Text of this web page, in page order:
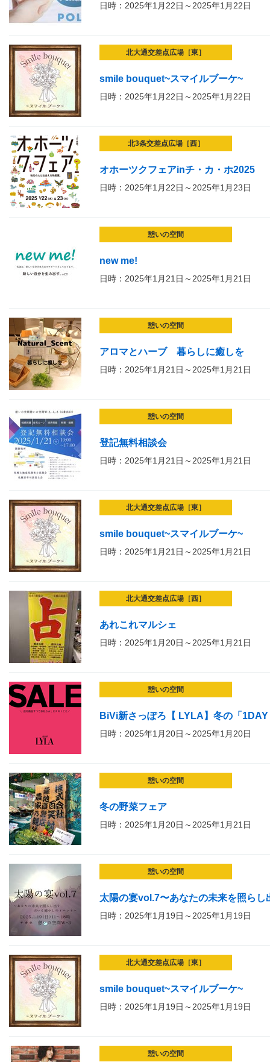
日時：2025年1月22日～2025年1月22日
北大通交差点広場［東］
smile bouquet~スマイルブーケ~
日時：2025年1月22日～2025年1月22日
北3条交差点広場［西］
オホーツクフェアinチ・カ・ホ2025
日時：2025年1月22日～2025年1月23日
憩いの空間
new me!
日時：2025年1月21日～2025年1月21日
憩いの空間
アロマとハーブ 暮らしに癒しを
日時：2025年1月21日～2025年1月21日
憩いの空間
登記無料相談会
日時：2025年1月21日～2025年1月21日
北大通交差点広場［東］
smile bouquet~スマイルブーケ~
日時：2025年1月21日～2025年1月21日
北大通交差点広場［西］
あれこれマルシェ
日時：2025年1月20日～2025年1月21日
憩いの空間
BiVi新さっぽろ【 LYLA】冬の「
日時：2025年1月20日～2025年1月20日
憩いの空間
冬の野菜フェア
日時：2025年1月20日～2025年1月21日
憩いの空間
太陽の宴vol.7〜あなたの未来を照ら
日時：2025年1月19日～2025年1月19日
北大通交差点広場［東］
smile bouquet~スマイルブーケ~
日時：2025年1月19日～2025年1月19日
憩いの空間